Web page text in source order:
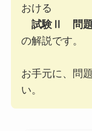
おける
試験Ⅱ 問
の解説です。
お手元に、問
い。